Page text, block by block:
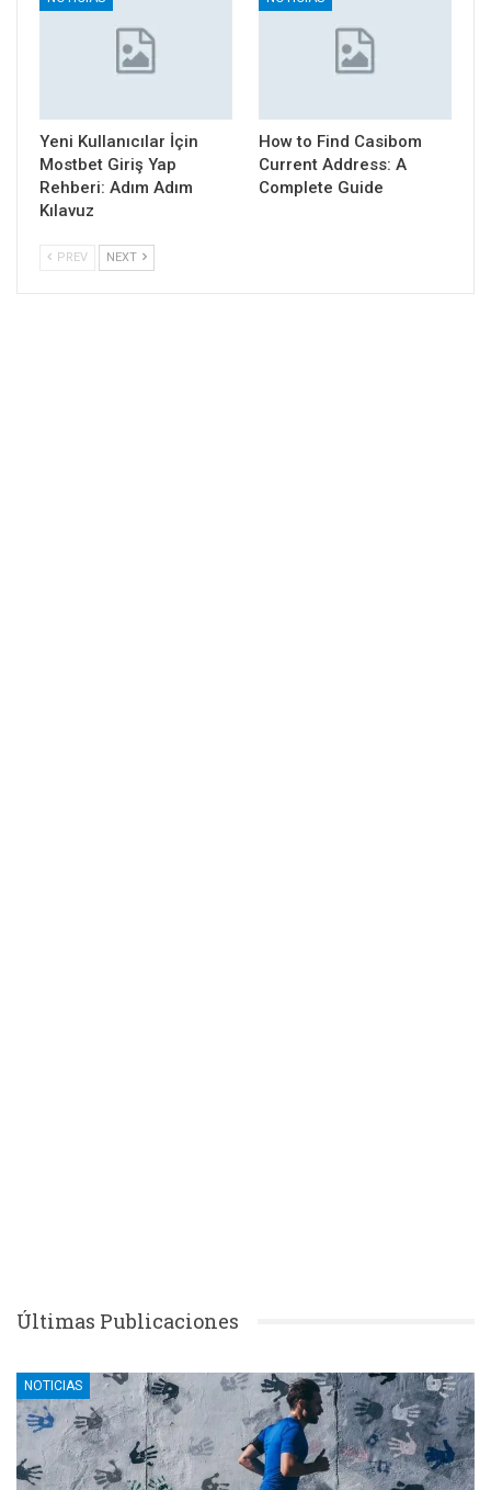
Yeni Kullanıcılar İçin
Mostbet Giriş Yap
Rehberi: Adım Adım
Kılavuz
How to Find Casibom
Current Address: A
Complete Guide
PREV NEXT
Últimas Publicaciones
NOTICIAS